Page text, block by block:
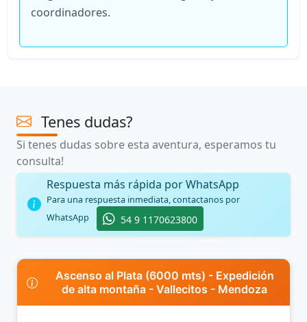
coordinadores.
Tenes dudas?
Si tenes dudas sobre esta aventura, esperamos tu
consulta!
Respuesta más rápida por WhatsApp
Para una respuesta inmediata, contactanos por
WhatsApp
54 9 1170623800
Ascenso al Plata (6000 mts) - Expedición
de alta montaña - Vallecitos - Mendoza